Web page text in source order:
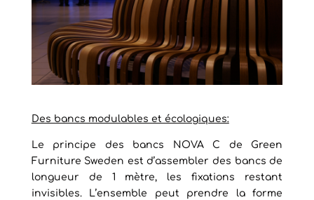
Des bancs modulables et écologiques:
Le principe des bancs NOVA C de Green
Furniture Sweden est d’assembler des bancs de
longueur de 1 mètre, les fixations restant
invisibles. L’ensemble peut prendre la forme